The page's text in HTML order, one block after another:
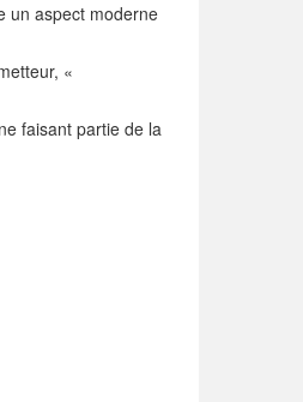
un aspect moderne
«
faisant partie de la